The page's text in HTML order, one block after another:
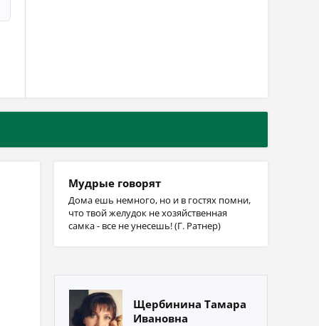
Мудрые говорят
Дома ешь немного, но и в гостях помни,
что твой желудок не хозяйственная
самка - все не унесешь! (Г. Ратнер)
Щербинина Тамара
Ивановна